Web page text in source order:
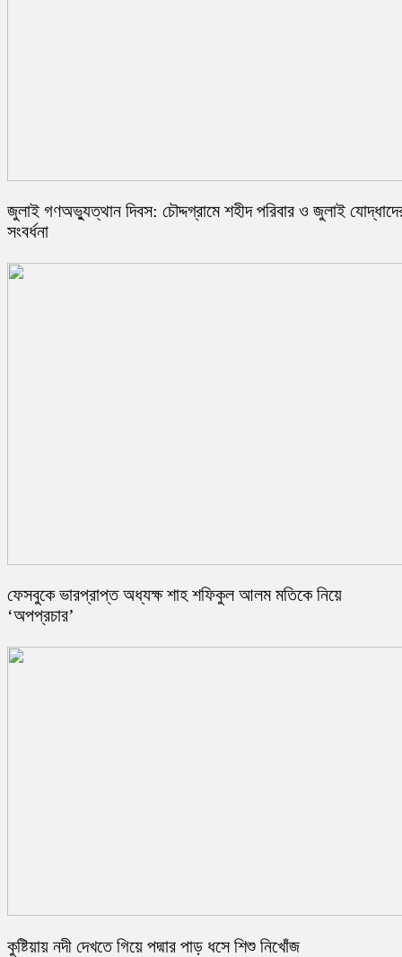
জুলাই গণঅভ্যুত্থান দিবস: চৌদ্দগ্রামে শহীদ পরিবার ও জুলাই
সংবর্ধনা
ফেসবুকে ভারপ্রাপ্ত অধ্যক্ষ শাহ শফিকুল আলম মতিকে নিয়ে
‘অপপ্রচার’
কুষ্টিয়ায় নদী দেখতে গিয়ে পদ্মার পাড় ধসে শিশু নিখোঁজ